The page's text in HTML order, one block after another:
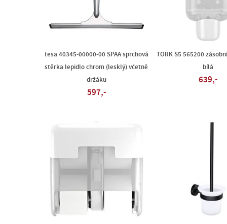
tesa 40345-00000-00 SPAA sprchová
stěrka lepidlo chrom (lesklý) včetně
držáku
597,-
TORK S5 565200
bílá
639,-